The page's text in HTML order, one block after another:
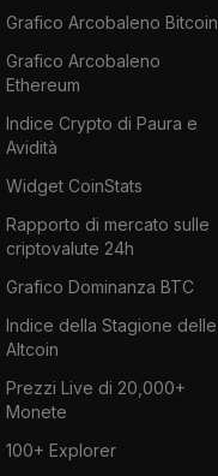
Grafico Arcobaleno Bitcoin
Grafico Arcobaleno
Ethereum
Indice Crypto di Paura e
Avidità
Widget CoinStats
Rapporto di mercato sulle
criptovalute 24h
Grafico Dominanza BTC
Indice della Stagione delle
Altcoin
Prezzi Live di 20,000+
Monete
100+ Explorer